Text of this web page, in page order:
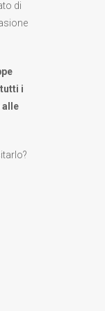
di
tutti i
alle